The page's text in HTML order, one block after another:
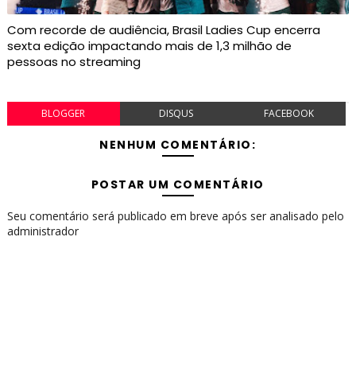
Com recorde de audiência, Brasil Ladies Cup encerra
sexta edição impactando mais de 1,3 milhão de
pessoas no streaming
BLOGGER DISQUS FACEBOOK
NENHUM COMENTÁRIO:
POSTAR UM COMENTÁRIO
Seu comentário será publicado em breve após ser analisado pelo
administrador